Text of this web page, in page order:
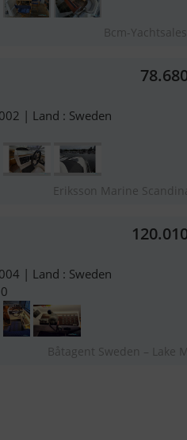
Bcm-
| Land : Sweden
Eriksson Marine
| Land : Sweden
Båtagent Sweden – Lake